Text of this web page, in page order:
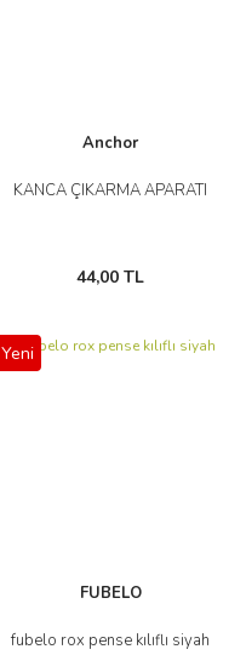
Anchor
KANCA ÇIKARMA APARATI
44,00 TL
Yeni
FUBELO
fubelo rox pense kılıflı siyah